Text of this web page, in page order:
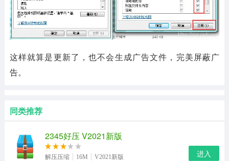
这样就算是更新了，也不会生成广告文件，完美屏蔽广
告。
同类推荐
2345好压 V2021新版
解压压缩 16M V2021新版 进入